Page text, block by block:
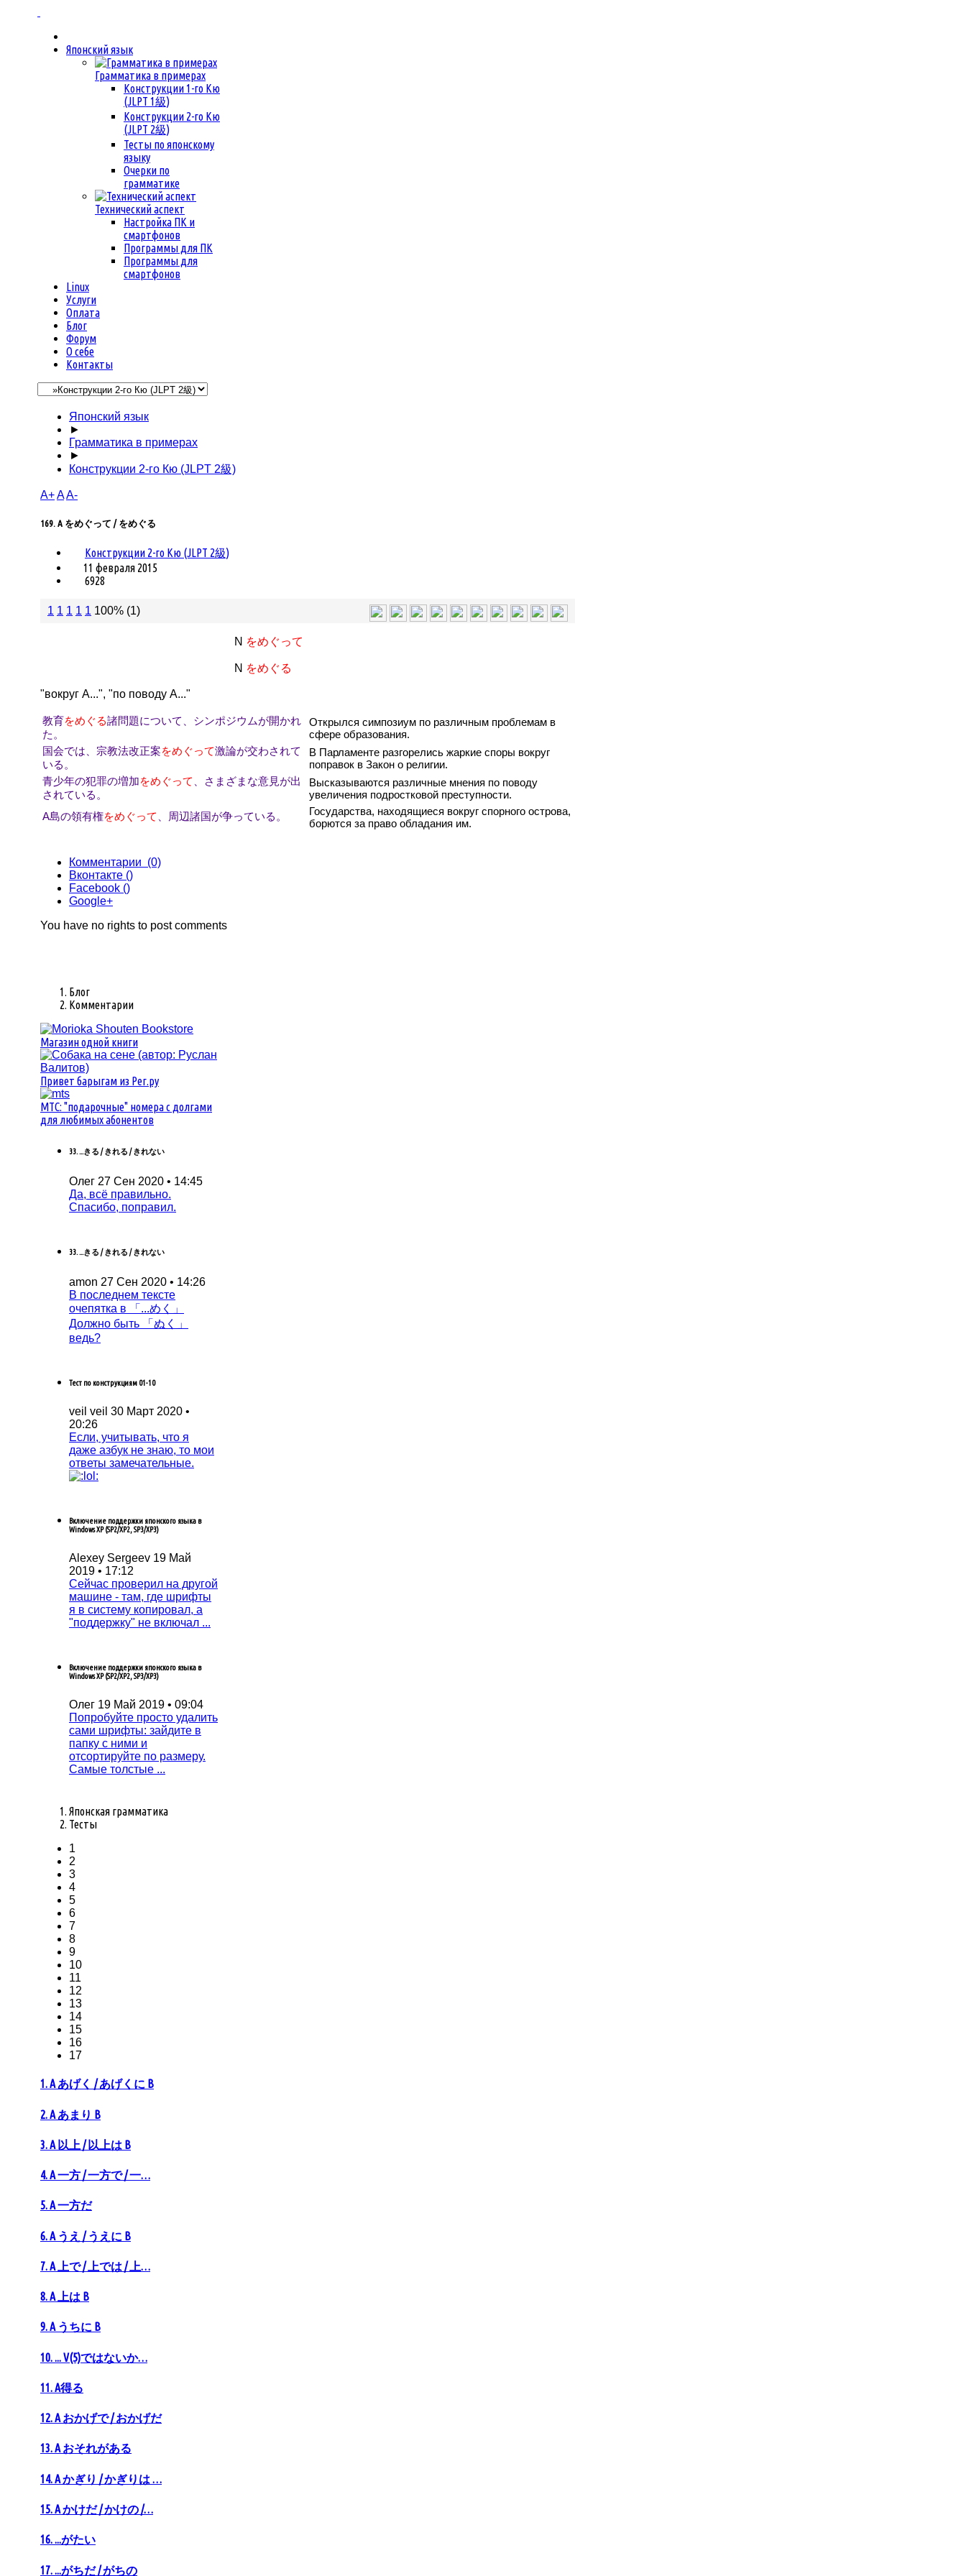
Японский язык
Грамматика в примерах
Конструкции 1-го Кю
(JLPT 1級)
Конструкции 2-го Кю
(JLPT 2級)
Тесты по японскому
языку
Очерки по
грамматике
Технический аспект
Настройка ПК и
смартфонов
Программы для ПК
Программы для
смартфонов
Linux
Услуги
Оплата
Блог
Форум
О себе
Контакты
Японский язык
►
Грамматика в примерах
►
Конструкции 2-го Кю (JLPT 2級)
A+AA-
169. A をめぐって / をめぐる
Конструкции 2-го Кю (JLPT 2級)
11 февраля 2015
6928
1 1 1 1 1 100% (1)
N をめぐって
N をめぐる
"вокруг А...", "по поводу А..."
教育をめぐる諸問題について、シンポジウムが開かれ
た。
Открылся симпозиум по различным проблемам в
сфере образования.
国会では、宗教法改正案をめぐって激論が交わされて
いる。
В Парламенте разгорелись жаркие споры вокруг
поправок в Закон о религии.
青少年の犯罪の増加をめぐって
、さまざまな意見が出
されている。
Высказываются различные мнения по поводу
увеличения подростковой преступности.
A島の領有権をめぐって 、周辺諸国が争っている。
Государства, находящиеся вокруг спорного острова,
борются за право обладания им.
Комментарии (0)
Вконтакте ()
Facebook ()
Google+
You have no rights to post comments
Блог
Комментарии
Магазин одной книги
Привет барыгам из Рег.ру
MTC: "подарочные" номера с долгами
для любимых абонентов
33. ...きる / きれる / きれない
Олег 27 Сен 2020 • 14:45
Да, всё правильно.
Спасибо, поправил.
33. ...きる / きれる / きれない
amon 27 Сен 2020 • 14:26
В последнем тексте
очепятка в 「...めく」
Должно быть 「ぬく」
ведь?
Тест по конструкциям 01-10
veil veil 30 Март 2020 •
20:26
Если, учитывать, что я
даже азбук не знаю, то мои
ответы замечательные.
Включение поддержки японского языка в
Windows XP (SP2/XP2, SP3/XP3)
Alexey Sergeev 19 Май
2019 • 17:12
Сейчас проверил на другой
машине - там, где шрифты
я в систему копировал, а
"поддержку" не включал ...
Включение поддержки японского языка в
Windows XP (SP2/XP2, SP3/XP3)
Олег 19 Май 2019 • 09:04
Попробуйтe просто удалить
сами шрифты: зайдитe в
папку с ними и
отсортируйтe по размeру.
Самыe толстыe ...
Японская грамматика
Тесты
1
2
3
4
5
6
7
8
9
10
11
12
13
14
15
16
17
1. A あげく / あげくに B
2. A あまり B
3. A 以上 / 以上は B
4. A 一方 / 一方で / 一…
5. A 一方だ
6. A うえ / うえに B
7. A 上で / 上では / 上…
8. A 上は B
9. A うちに B
10. ... V(5)ではないか…
11. A得る
12. A おかげで / おかげだ
13. A おそれがある
14. A かぎり / かぎりは …
15. A かけだ / かけの /…
16. ...がたい
17. ...がちだ / がちの